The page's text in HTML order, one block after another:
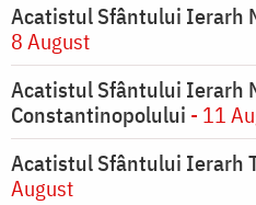
Acatistul Sfântului Ierarh
8 August
Acatistul Sfântului Ierarh
Constantinopolului - 11
Acatistul Sfântului Ierarh
August